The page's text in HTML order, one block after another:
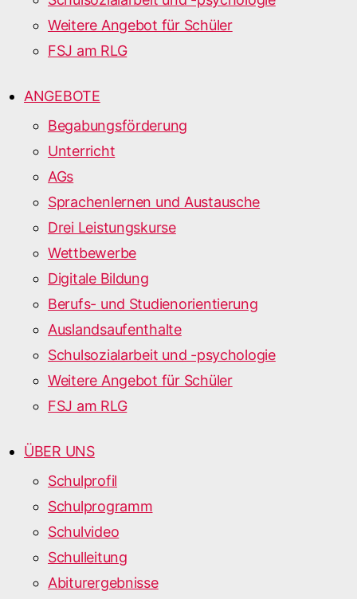
Weitere Angebot für Schüler
FSJ am RLG
ANGEBOTE
Begabungsförderung
Unterricht
AGs
Sprachenlernen und Austausche
Drei Leistungskurse
Wettbewerbe
Digitale Bildung
Berufs- und Studienorientierung
Auslandsaufenthalte
Schulsozialarbeit und -psychologie
Weitere Angebot für Schüler
FSJ am RLG
ÜBER UNS
Schulprofil
Schulprogramm
Schulvideo
Schulleitung
Abiturergebnisse